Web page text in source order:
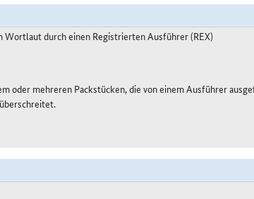
durch einen Registrierten Ausführer (REX)
oder mehreren Packstücken, die von einem Ausführer